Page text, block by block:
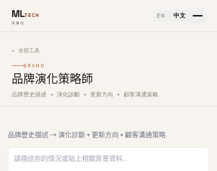
MLTECH
美樂信
EN 中文
← 全部工具
BRAND
品牌演化策略師
如何使用品牌演化策略師免費 AI 工具
品牌歷史描述 → 演化診斷 + 更新方向 + 顧客溝通策略
品牌歷史描述 → 演化診斷 + 更新方向 + 顧客溝通策略